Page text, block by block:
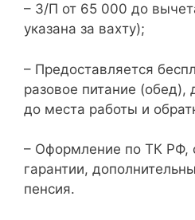
– З/П от 65 000 до
указана за вахту);
– Предоставляется
разовое питание (обед),
до места работы и
– Оформление по ТК РФ,
гарантии,
пенсия.